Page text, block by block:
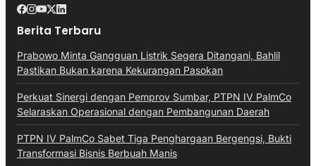
Berita Terbaru
Prabowo Minta Gangguan Listrik Segera Ditangani, Bahlil
Pastikan Bukan karena Kekurangan Pasokan
Perkuat Sinergi dengan Pemprov Sumbar, PTPN IV PalmCo
Selaraskan Operasional dengan Pembangunan Daerah
PTPN IV PalmCo Sabet Tiga Penghargaan Bergengsi, Bukti
Transformasi Bisnis Berbuah Manis